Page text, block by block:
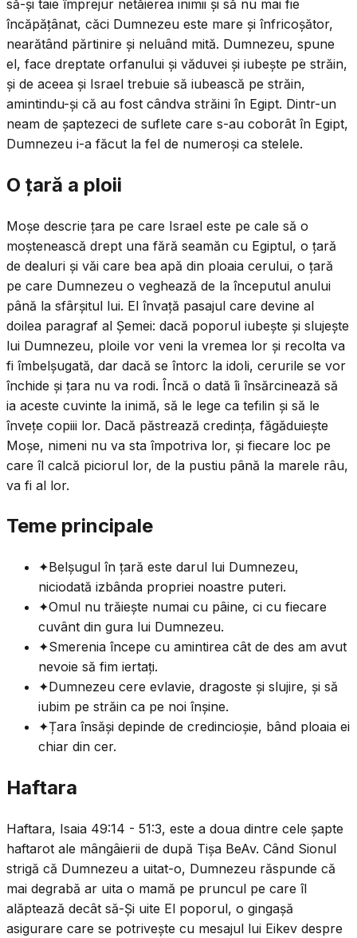
să-și taie împrejur netăierea inimii și să nu mai fie
încăpățânat, căci Dumnezeu este mare și înfricoșător,
nearătând părtinire și neluând mită. Dumnezeu, spune
el, face dreptate orfanului și văduvei și iubește pe străin,
și de aceea și Israel trebuie să iubească pe străin,
amintindu-și că au fost cândva străini în Egipt. Dintr-un
neam de șaptezeci de suflete care s-au coborât în Egipt,
Dumnezeu i-a făcut la fel de numeroși ca stelele.
O țară a ploii
Moșe descrie țara pe care Israel este pe cale să o
moștenească drept una fără seamăn cu Egiptul, o țară
de dealuri și văi care bea apă din ploaia cerului, o țară
pe care Dumnezeu o veghează de la începutul anului
până la sfârșitul lui. El învață pasajul care devine al
doilea paragraf al Șemei: dacă poporul iubește și slujește
lui Dumnezeu, ploile vor veni la vremea lor și recolta va
fi îmbelșugată, dar dacă se întorc la idoli, cerurile se vor
închide și țara nu va rodi. Încă o dată îi însărcinează să
ia aceste cuvinte la inimă, să le lege ca tefilin și să le
învețe copiii lor. Dacă păstrează credința, făgăduiește
Moșe, nimeni nu va sta împotriva lor, și fiecare loc pe
care îl calcă piciorul lor, de la pustiu până la marele râu,
va fi al lor.
Teme principale
✦Belșugul în țară este darul lui Dumnezeu,
niciodată izbânda propriei noastre puteri.
✦Omul nu trăiește numai cu pâine, ci cu fiecare
cuvânt din gura lui Dumnezeu.
✦Smerenia începe cu amintirea cât de des am avut
nevoie să fim iertați.
✦Dumnezeu cere evlavie, dragoste și slujire, și să
iubim pe străin ca pe noi înșine.
✦Țara însăși depinde de credincioșie, bând ploaia ei
chiar din cer.
Haftara
Haftara, Isaia 49:14 - 51:3, este a doua dintre cele șapte
haftarot ale mângâierii de după Tișa BeAv. Când Sionul
strigă că Dumnezeu a uitat-o, Dumnezeu răspunde că
mai degrabă ar uita o mamă pe pruncul pe care îl
alăptează decât să-Și uite El poporul, o gingașă
asigurare care se potrivește cu mesajul lui Eikev despre